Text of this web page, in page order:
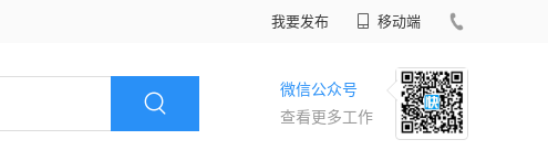
我要发布 移动端
微信公众号
查看更多工作